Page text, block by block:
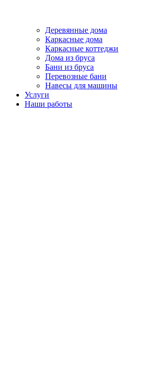
Деревянные дома
Каркасные дома
Каркасные коттеджи
Дома из бруса
Бани из бруса
Перевозные бани
Навесы для машины
Услуги
Наши работы